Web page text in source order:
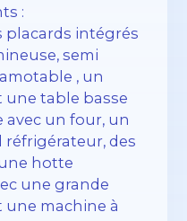
:
placards intégrés
semi
, un
une table basse
avec un four, un
réfrigérateur, des
hotte
une grande
une machine à